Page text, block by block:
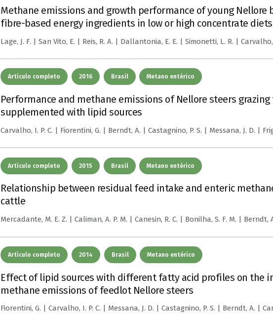
Methane emissions and growth performance of young Nellore
fibre-based energy ingredients in low or high concentrate diets
Lage, J. F. | San Vito, E. | Reis, R. A. | Dallantonia, E. E. | Simonetti, L. R. | Carvalho,
Artículo completo 2016 Brasil Metano entérico
Performance and methane emissions of Nellore steers
supplemented with lipid sources
Carvalho, I. P. C. | Fiorentini, G. | Berndt, A. | Castagnino, P. S. | Messana, J. D. |
Artículo completo 2015 Brasil Metano entérico
Relationship between residual feed intake and enteric
cattle
Mercadante, M. E. Z. | Caliman, A. P. M. | Canesin, R. C. | Bonilha, S. F. M. | Berndt,
Artículo completo 2014 Brasil Metano entérico
Effect of lipid sources with different fatty acid profiles on the
methane emissions of feedlot Nellore steers
Fiorentini, G. | Carvalho, I. P. C. | Messana, J. D. | Castagnino, P. S. | Berndt, A. |